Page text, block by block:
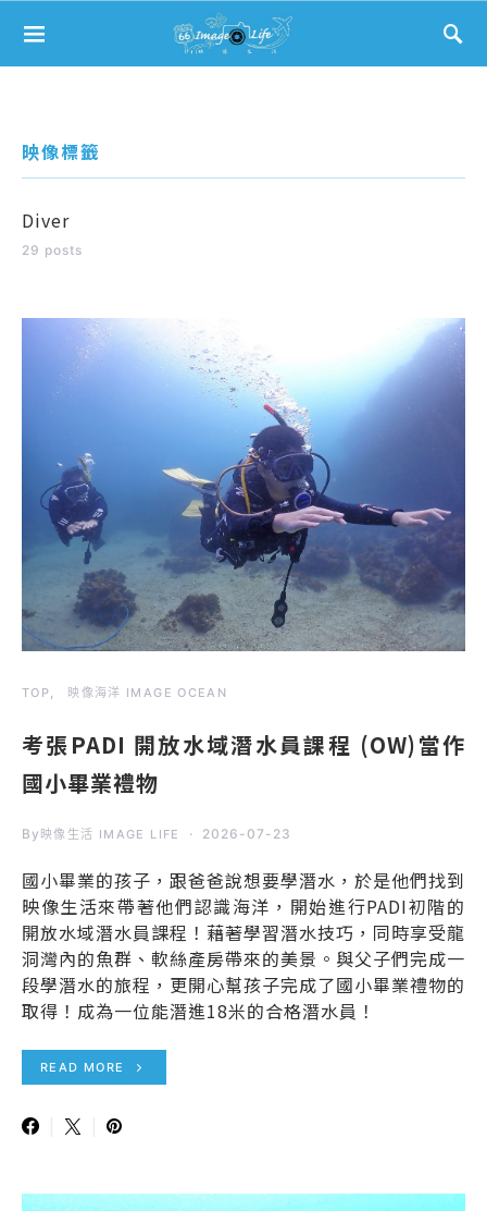
Search for:
映像標籤
Diver
29 posts
TOP 映像海洋 IMAGE OCEAN
考張PADI 開放水域潛水員課程 (OW)當作
國小畢業禮物
By 映像生活 IMAGE LIFE 2026-07-23
國小畢業的孩子，跟爸爸說想要學潛水，於是他們找到
映像生活來帶著他們認識海洋，開始進行PADI初階的
開放水域潛水員課程！藉著學習潛水技巧，同時享受龍
洞灣內的魚群、軟絲產房帶來的美景。與父子們完成一
段學潛水的旅程，更開心幫孩子完成了國小畢業禮物的
取得！成為一位能潛進18米的合格潛水員！
READ MORE